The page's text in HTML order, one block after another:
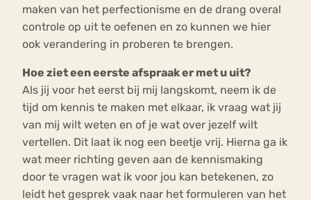
maken van het perfectionisme en de drang overal
controle op uit te oefenen en zo kunnen we hier
ook verandering in proberen te brengen.
Hoe ziet een eerste afspraak er met u uit?
Als jij voor het eerst bij mij langskomt, neem ik de
tijd om kennis te maken met elkaar, ik vraag wat jij
van mij wilt weten en of je wat over jezelf wilt
vertellen. Dit laat ik nog een beetje vrij. Hierna ga ik
wat meer richting geven aan de kennismaking
door te vragen wat ik voor jou kan betekenen, zo
leidt het gesprek vaak naar het formuleren van het